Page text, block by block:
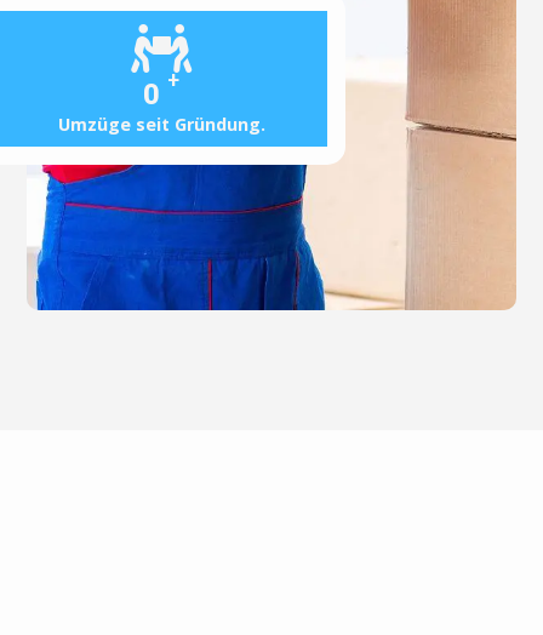
0 +
Umzüge seit Gründung.